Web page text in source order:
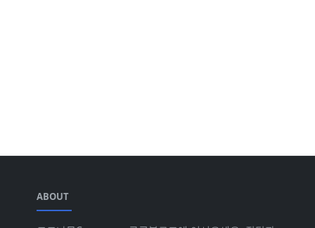
ABOUT